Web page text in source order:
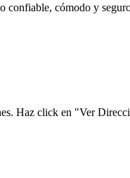
confiable, cómodo y
Haz click en "Ver